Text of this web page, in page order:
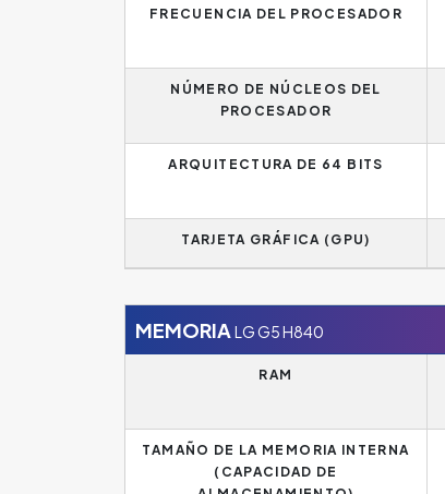
FRECUENCIA DEL PROCESADOR
NÚMERO DE NÚCLEOS DEL
PROCESADOR
ARQUITECTURA DE 64 BITS
TARJETA GRÁFICA (GPU)
MEMORIA LG G5 H840
RAM
TAMAÑO DE LA MEMORIA INTERNA
(CAPACIDAD DE